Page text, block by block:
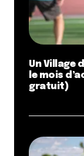
Un Village
le mois
gratuit)